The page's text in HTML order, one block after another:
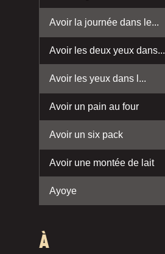
Avoir la journée dans le...
Avoir les deux yeux dans...
Avoir les yeux dans l...
Avoir un pain au four
Avoir un six pack
Avoir une montée de lait
Ayoye
À